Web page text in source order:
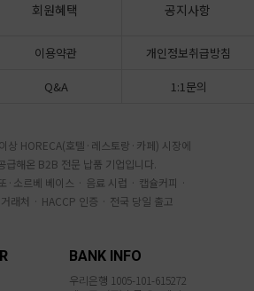
회원혜택 공지사항
이용약관
개인정보취급방침
Q&A 1:1문의
상 HORECA(호텔·레스토랑·카페) 시장에
급해온 B2B 전문 납품 기업입니다.
·소르베 베이스 · 음료 시럽 · 캡슐커피 ·
래처 · HACCP 인증 · 전국 당일 출고
BANK INFO
우리은행 1005-101-615272